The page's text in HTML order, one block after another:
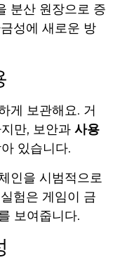
분산 원장으로 증
성에 새로운 방
게 보관해요. 거
만, 보안과 사용
있습니다.
인을 시범적으로
험은 게임이 금
보여줍니다.